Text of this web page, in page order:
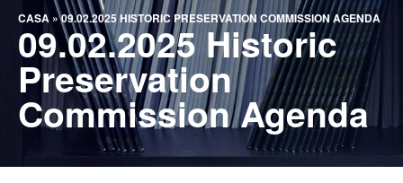
CASA »09.02.2025 HISTORIC PRESERVATION COMMISSION AGENDA
09.02.2025 Historic
Preservation
Commission Agenda